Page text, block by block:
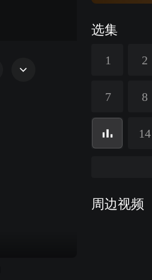
选集
1 2
7 8
14
周边视频